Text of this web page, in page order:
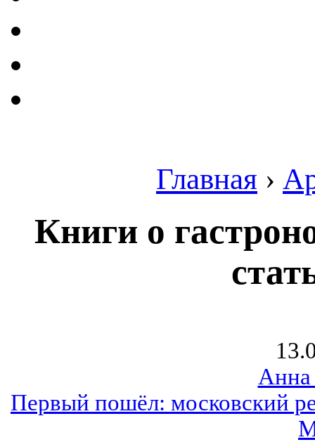
Главная ›
Книги о
Анна
Первый пошёл: московский